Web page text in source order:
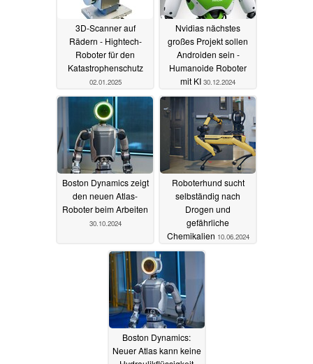
3D-Scanner auf
Rädern - Hightech-
Roboter für den
Katastrophenschutz
02.01.2025
Nvidias nächstes
großes Projekt sollen
Androiden sein -
Humanoide Roboter
mit KI 30.12.2024
Boston Dynamics zeigt
den neuen Atlas-
Roboter beim Arbeiten
30.10.2024
Roboterhund sucht
selbständig nach
Drogen und
gefährliche
Chemikalien 10.06.2024
Boston Dynamics:
Neuer Atlas kann keine